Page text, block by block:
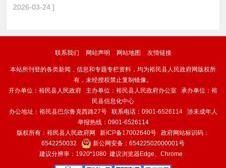
2026-03-24 ]
联系我们 网站声明 网站地图 友情链接
本站所刊登的各类新闻﹑信息和专题专栏资料，均为裕民县人民政府网版权所
有，未经授权禁止复制镜像。
开办单位：裕民县人民政府 主办单位：裕民县人民政府办公室 承办单位：裕
民县信息化中心
办公地址：裕民县巴尔鲁克西路27号 联系电话：0901-6526114 涉未成年人
举报热线：0901-6526114
版权所有：裕民县人民政府网 新ICP备17002640号 政府网站标识码：
6542250032
新公网安备： 65422502000001号
建议分辨率：1920*1080 建议浏览器Edge、Chrome